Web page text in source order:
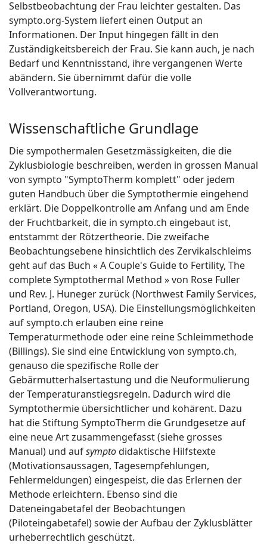
Selbstbeobachtung der Frau leichter gestalten. Das
sympto.org-System liefert einen Output an
Informationen. Der Input hingegen fällt in den
Zuständigkeitsbereich der Frau. Sie kann auch, je nach
Bedarf und Kenntnisstand, ihre vergangenen Werte
abändern. Sie übernimmt dafür die volle
Vollverantwortung.
Wissenschaftliche Grundlage
Die sympothermalen Gesetzmässigkeiten, die die
Zyklusbiologie beschreiben, werden in grossen Manual
von sympto "SymptoTherm komplett" oder jedem
guten Handbuch über die Symptothermie eingehend
erklärt. Die Doppelkontrolle am Anfang und am Ende
der Fruchtbarkeit, die in sympto.ch eingebaut ist,
entstammt der Rötzertheorie. Die zweifache
Beobachtungsebene hinsichtlich des Zervikalschleims
geht auf das Buch « A Couple's Guide to Fertility, The
complete Symptothermal Method » von Rose Fuller
und Rev. J. Huneger zurück (Northwest Family Services,
Portland, Oregon, USA). Die Einstellungsmöglichkeiten
auf sympto.ch erlauben eine reine
Temperaturmethode oder eine reine Schleimmethode
(Billings). Sie sind eine Entwicklung von sympto.ch,
genauso die spezifische Rolle der
Gebärmutterhalsertastung und die Neuformulierung
der Temperaturanstiegsregeln. Dadurch wird die
Symptothermie übersichtlicher und kohärent. Dazu
hat die Stiftung SymptoTherm die Grundgesetze auf
eine neue Art zusammengefasst (siehe grosses
Manual) und aufsymptodidaktische Hilfstexte
(Motivationsaussagen, Tagesempfehlungen,
Fehlermeldungen) eingespeist, die das Erlernen der
Methode erleichtern. Ebenso sind die
Dateneingabetafel der Beobachtungen
(Piloteingabetafel) sowie der Aufbau der Zyklusblätter
urheberrechtlich geschützt.